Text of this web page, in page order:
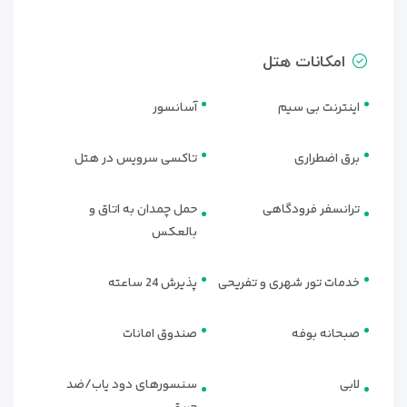
ترکیب تعداد مناسب اتاق‌ها با دکوراسیون مدرن و فضای آرام،
شهری و بدون شلوغی در نزدیکی میدان تکسیم تبدیل کرده است.
امکانات هتل
اینترنت بی سیم آسانسور
برق اضطراری تاکسی سرویس در هتل
ترانسفر فرودگاهی
حمل چمدان به اتاق و
بالعکس
خدمات تور شهری و تفریحی پذیرش 24 ساعته
صبحانه بوفه صندوق امانات
لابی
سنسورهای دود یاب/ضد